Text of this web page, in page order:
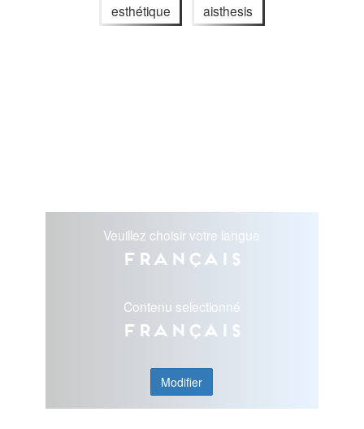
esthétique aisthesis
Veuillez choisir votre langue
Français
Contenu selectionné
Français
Modifier